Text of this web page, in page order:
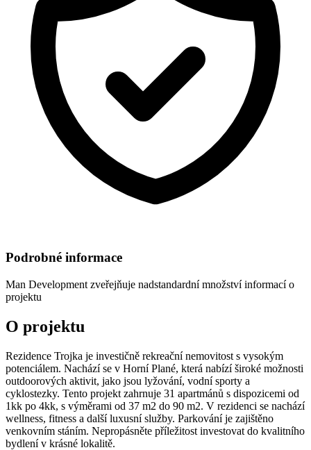
Podrobné informace
Man Development zveřejňuje nadstandardní množství informací o
projektu
O projektu
Rezidence Trojka je investičně rekreační nemovitost s vysokým
potenciálem. Nachází se v Horní Plané, která nabízí široké možnosti
outdoorových aktivit, jako jsou lyžování, vodní sporty a
cyklostezky. Tento projekt zahrnuje 31 apartmánů s dispozicemi od
1kk po 4kk, s výměrami od 37 m2 do 90 m2. V rezidenci se nachází
wellness, fitness a další luxusní služby. Parkování je zajištěno
venkovním stáním. Nepropásněte příležitost investovat do kvalitního
bydlení v krásné lokalitě.